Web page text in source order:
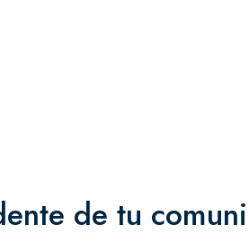
de tu comuni